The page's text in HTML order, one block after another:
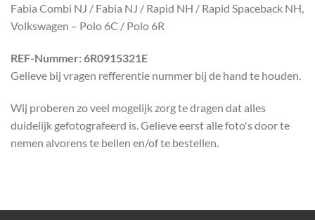
Fabia Combi NJ / Fabia NJ / Rapid NH / Rapid Spaceback NH,
Volkswagen – Polo 6C / Polo 6R
REF-Nummer: 6R0915321E
Gelieve bij vragen refferentie nummer bij de hand te houden.
Wij proberen zo veel mogelijk zorg te dragen dat alles
duidelijk gefotografeerd is. Gelieve eerst alle foto's door te
nemen alvorens te bellen en/of te bestellen.